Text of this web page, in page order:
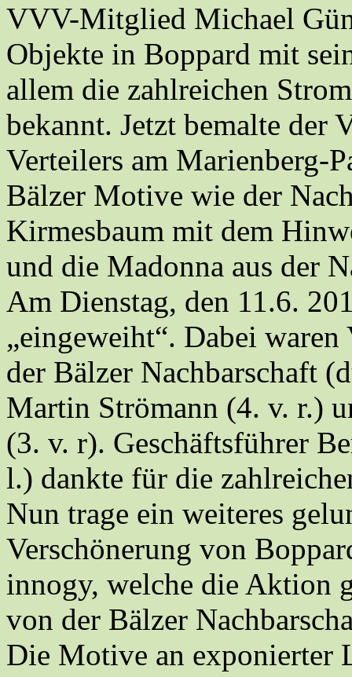
VVV-Mitglied Michael
Objekte in Boppard mit
allem die zahlreichen
bekannt. Jetzt bemalte der
Verteilers am Marienberg-
Bälzer Motive wie der
Kirmesbaum mit dem
und die Madonna aus der
Am Dienstag, den 11.6.
„eingeweiht“. Dabei
der Bälzer Nachbarschaft
Martin Strömann (4. v. r.)
(3. v. r). Geschäftsführer
l.) dankte für die
Nun trage ein weiteres
Verschönerung von
innogy, welche die Aktion
von der Bälzer
Die Motive an exponierter